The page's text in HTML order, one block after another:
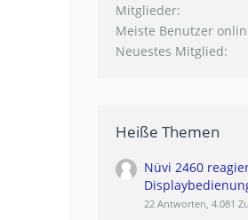
Mitglieder
Meiste Benutzer
Neuestes Mitglied
Heiße Themen
Nüvi 2460
22 Antworten, 4.081